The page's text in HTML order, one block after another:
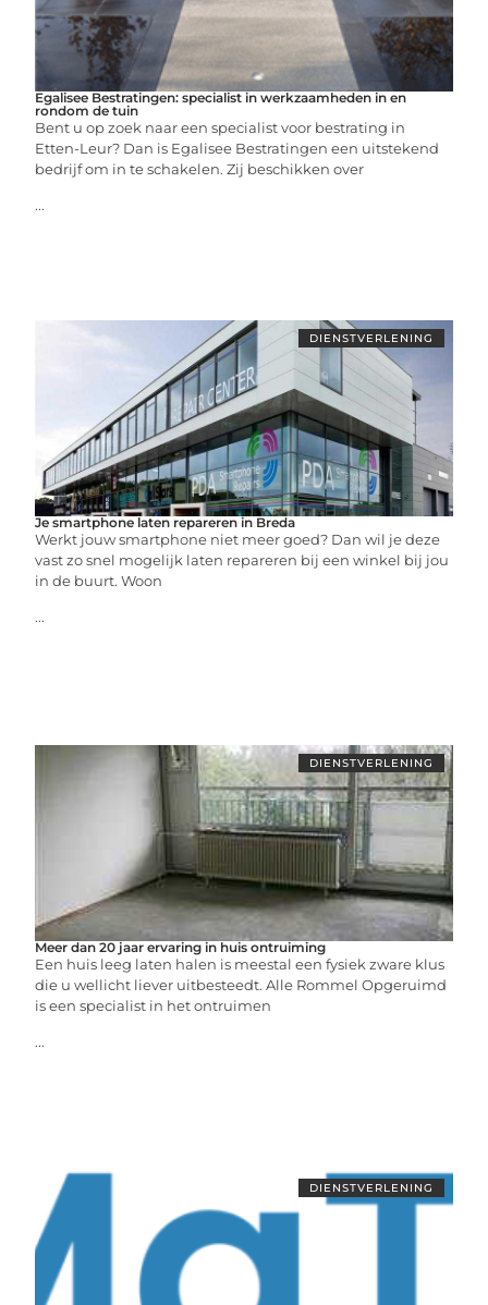
Egalisee Bestratingen: specialist in werkzaamheden in en
rondom de tuin
Bent u op zoek naar een specialist voor bestrating in
Etten-Leur? Dan is Egalisee Bestratingen een uitstekend
bedrijf om in te schakelen. Zij beschikken over
...
DIENSTVERLENING
Je smartphone laten repareren in Breda
Werkt jouw smartphone niet meer goed? Dan wil je deze
vast zo snel mogelijk laten repareren bij een winkel bij jou
in de buurt. Woon
...
DIENSTVERLENING
Meer dan 20 jaar ervaring in huis ontruiming
Een huis leeg laten halen is meestal een fysiek zware klus
die u wellicht liever uitbesteedt. Alle Rommel Opgeruimd
is een specialist in het ontruimen
...
DIENSTVERLENING